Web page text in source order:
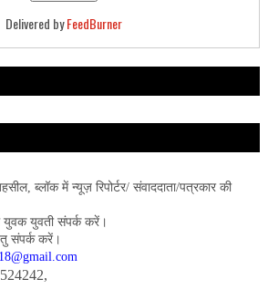
Delivered byFeedBurner
ब्लॉक में न्यूज़ रिपोर्टर/ संवाददाता/पत्रकार की
युवक युवती संपर्क करें।
संपर्क करें।